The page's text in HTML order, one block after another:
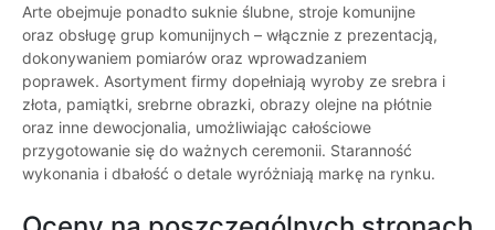
Arte obejmuje ponadto suknie ślubne, stroje komunijne
oraz obsługę grup komunijnych – włącznie z prezentacją,
dokonywaniem pomiarów oraz wprowadzaniem
poprawek. Asortyment firmy dopełniają wyroby ze srebra i
złota, pamiątki, srebrne obrazki, obrazy olejne na płótnie
oraz inne dewocjonalia, umożliwiając całościowe
przygotowanie się do ważnych ceremonii. Staranność
wykonania i dbałość o detale wyróżniają markę na rynku.